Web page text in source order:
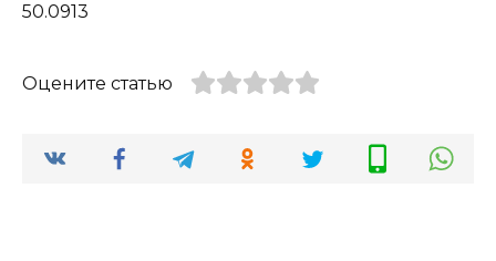
50.0913
Оцените статью